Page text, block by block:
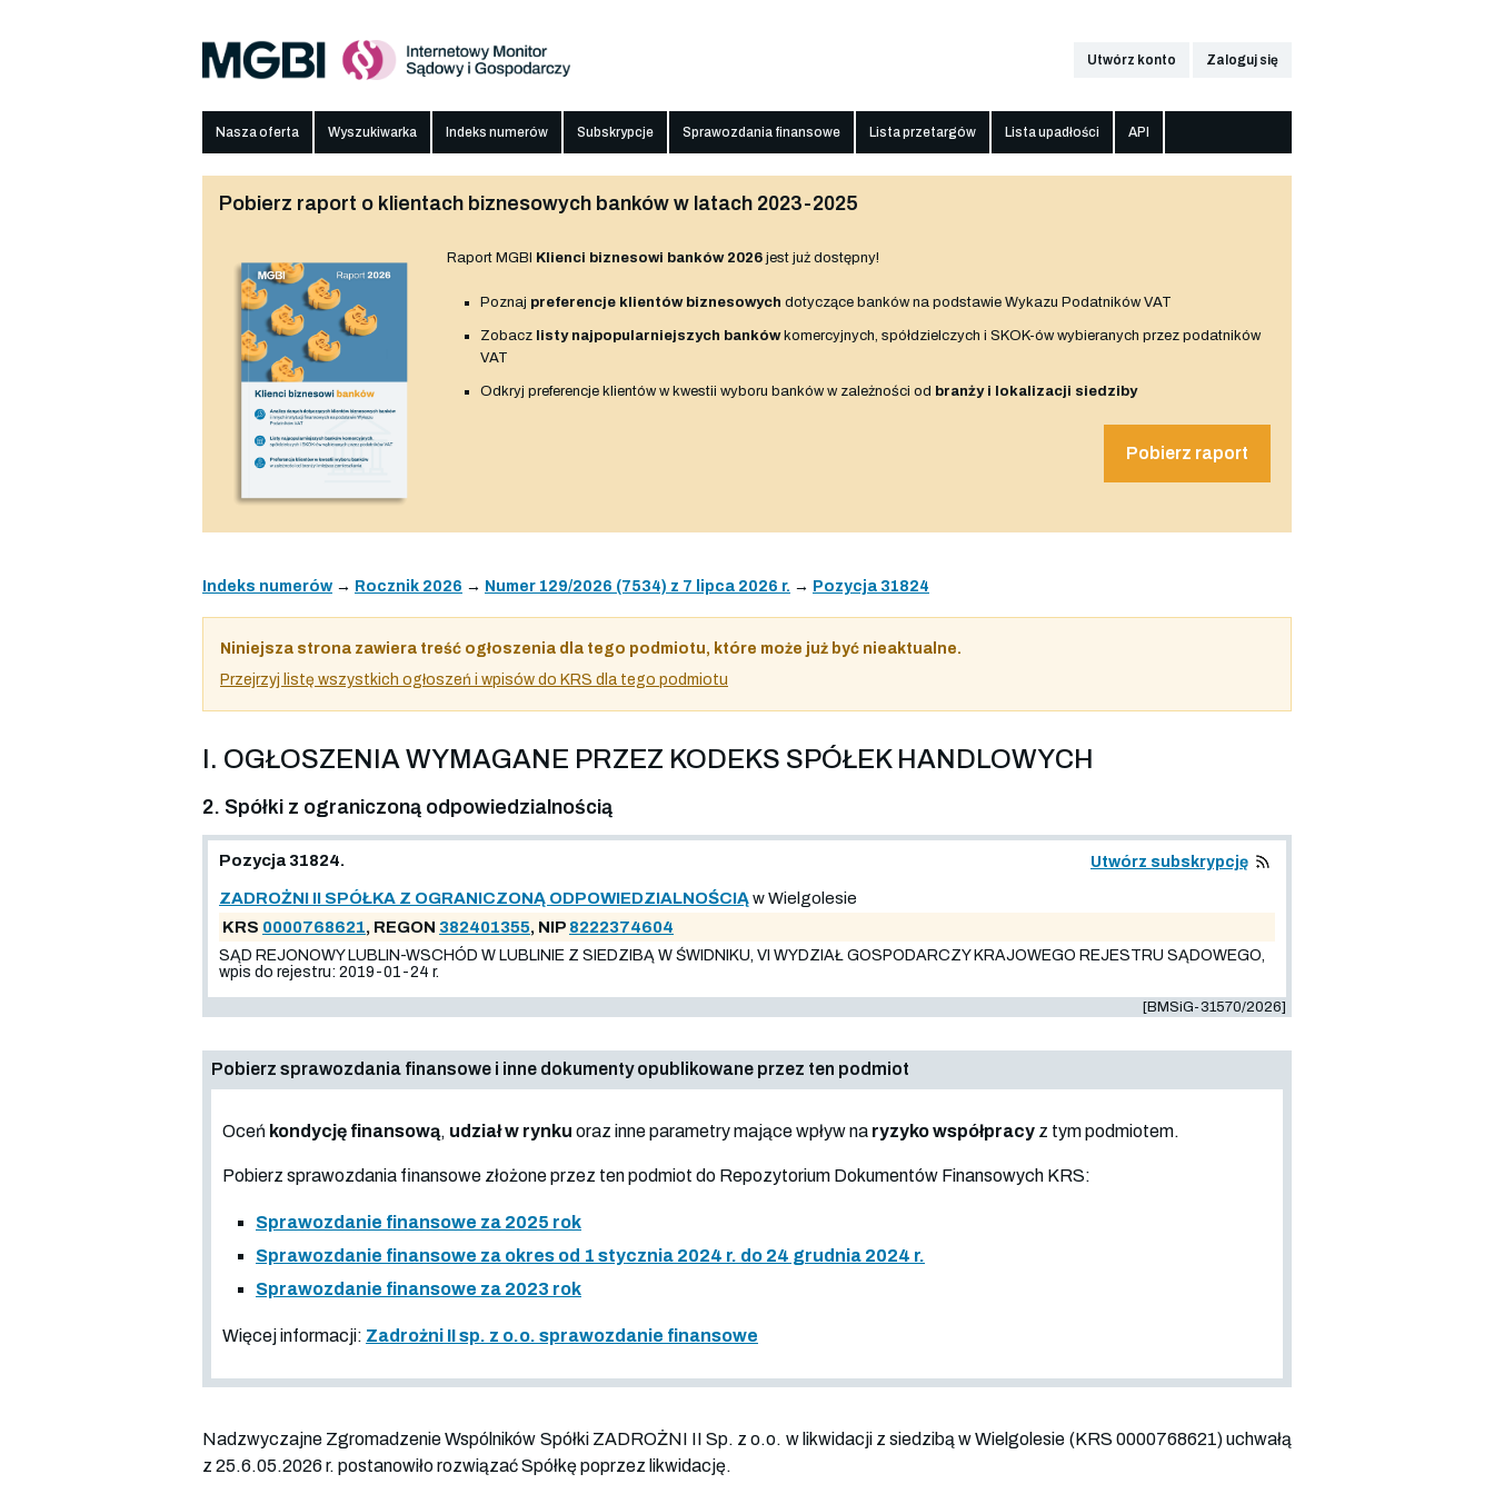
Utwórz konto Zaloguj się
Nasza oferta Wyszukiwarka Indeks numerów Subskrypcje Sprawozdania finansowe Lista przetargów Lista upadłości API
Pobierz raport o klientach biznesowych banków w latach 2023-2025
Raport MGBI Klienci biznesowi banków 2026 jest już dostępny!
Poznaj preferencje klientów biznesowych dotyczące banków na podstawie Wykazu Podatników VAT
Zobacz listy najpopularniejszych bankówkomercyjnych, spółdzielczych i SKOK-ów wybieranych przez podatników
VAT
Odkryj preferencje klientów w kwestii wyboru banków w zależności od branży i lokalizacji siedziby
Pobierz raport
Indeks numerów → Rocznik 2026 → Numer 129/2026 (7534) z 7 lipca 2026 r. → Pozycja 31824
Niniejsza strona zawiera treść ogłoszenia dla tego podmiotu, które może już być nieaktualne.
Przejrzyj listę wszystkich ogłoszeń i wpisów do KRS dla tego podmiotu
I. OGŁOSZENIA WYMAGANE PRZEZ KODEKS SPÓŁEK HANDLOWYCH
2. Spółki z ograniczoną odpowiedzialnością
Pozycja 31824. Utwórz subskrypcję
ZADROŻNI II SPÓŁKA Z OGRANICZONĄ ODPOWIEDZIALNOŚCIĄw Wielgolesie
KRS 0000768621, REGON 382401355, NIP 8222374604
SĄD REJONOWY LUBLIN-WSCHÓD W LUBLINIE Z SIEDZIBĄ W ŚWIDNIKU, VI WYDZIAŁ GOSPODARCZY KRAJOWEGO REJESTRU SĄDOWEGO,
wpis do rejestru: 2019-01-24 r.
[BMSiG-31570/2026]
Pobierz sprawozdania finansowe i inne dokumenty opublikowane przez ten podmiot
Oceń kondycję finansową, udział w rynku oraz inne parametry mające wpływ na ryzyko współpracy z tym podmiotem.
Pobierz sprawozdania finansowe złożone przez ten podmiot do Repozytorium Dokumentów Finansowych KRS:
Sprawozdanie finansowe za 2025 rok
Sprawozdanie finansowe za okres od 1 stycznia 2024 r. do 24 grudnia 2024 r.
Sprawozdanie finansowe za 2023 rok
Więcej informacji: Zadrożni II sp. z o.o. sprawozdanie finansowe
Nadzwyczajne Zgromadzenie Wspólników Spółki ZADROŻNI II Sp. z o.o. w likwidacji z siedzibą w Wielgolesie (KRS 0000768621) uchwałą
z 25.6.05.2026 r. postanowiło rozwiązać Spółkę poprzez likwidację.